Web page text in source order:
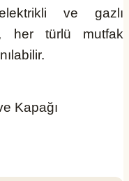
ve gazlı
her türlü mutfak
Kapağı